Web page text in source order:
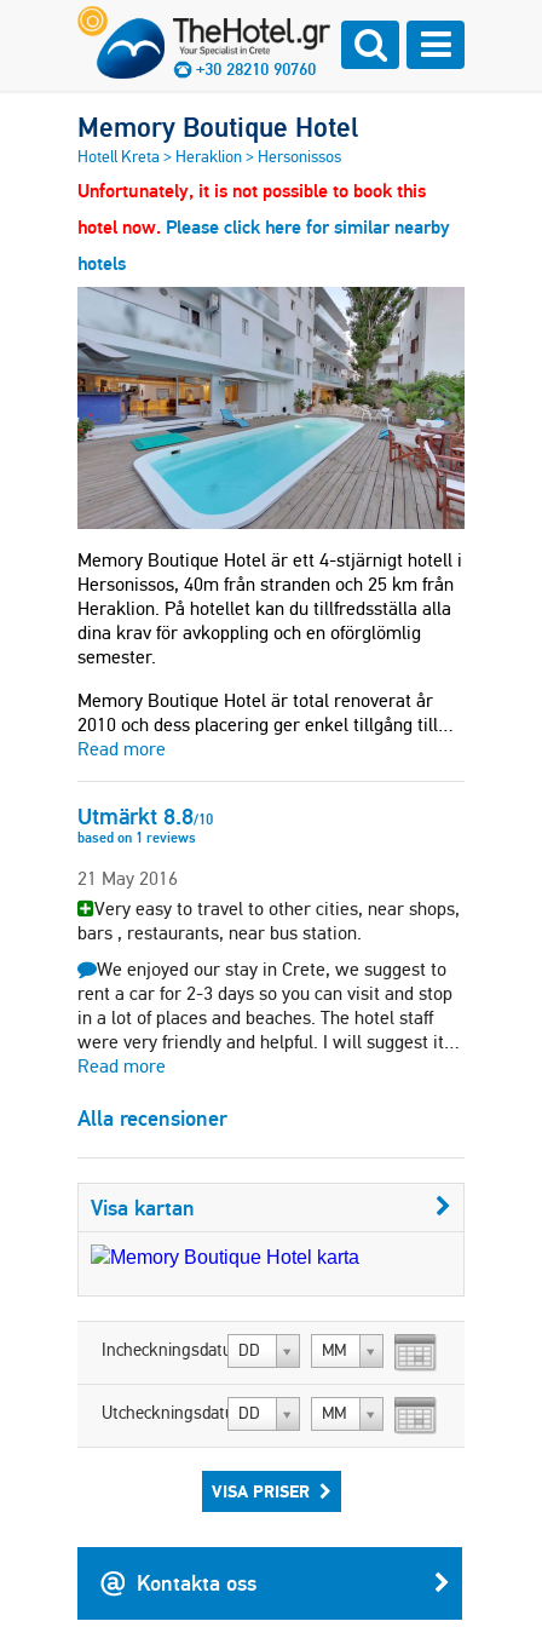
+30 28210 90760
Memory Boutique Hotel
Hotell Kreta > Heraklion> Hersonissos
Unfortunately, it is not possible to book this
hotel now. Please click here for similar nearby
hotels
Memory Boutique Hotel är ett 4-stjärnigt hotell i
Hersonissos, 40m från stranden och 25 km från
Heraklion. På hotellet kan du tillfredsställa alla
dina krav för avkoppling och en oförglömlig
semester.
Memory Boutique Hotel är total renoverat år
2010 och dess placering ger enkel tillgång till…
Read more
Utmärkt 8.8/10
based on 1 reviews
21 May 2016
Very easy to travel to other cities, near shops,
bars , restaurants, near bus station.
We enjoyed our stay in Crete, we suggest to
rent a car for 2-3 days so you can visit and stop
in a lot of places and beaches. The hotel staff
were very friendly and helpful. I will suggest it…
Read more
Alla recensioner
Visa kartan
Incheckningsdatum:DD MM
Utcheckningsdatum:
DD MM
VISA PRISER
Kontakta oss